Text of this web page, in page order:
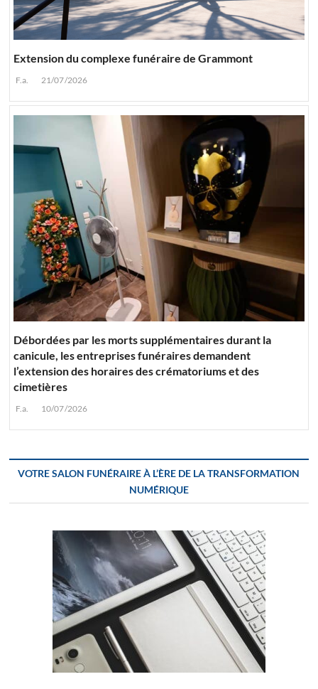
Extension du complexe funéraire de Grammont
F.a. 21/07/2026
Débordées par les morts supplémentaires durant la
canicule, les entreprises funéraires demandent
l’extension des horaires des crématoriums et des
cimetières
F.a. 10/07/2026
VOTRE SALON FUNÉRAIRE À L’ÈRE DE LA TRANSFORMATION
NUMÉRIQUE